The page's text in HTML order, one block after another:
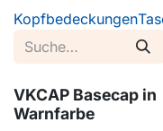
Kopfbedeckungen
VKCAP Basecap in
Warnfarbe